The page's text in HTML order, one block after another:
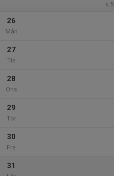
v.5
26
Mån
27
Tis
28
Ons
29
Tor
30
Fre
31